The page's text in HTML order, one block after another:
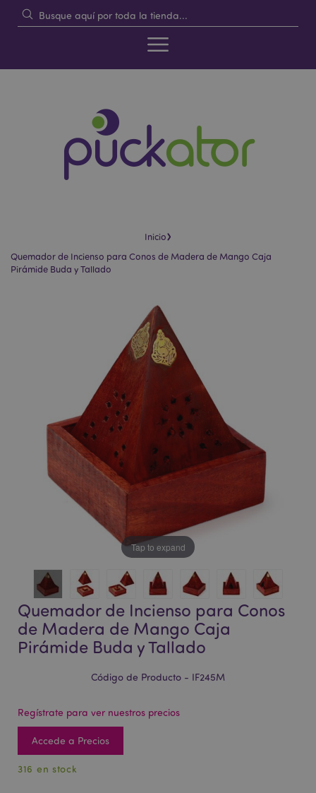
Inicio›
Quemador de Incienso para Conos de Madera de Mango Caja
Pirámide Buda y Tallado
Tap to expand
Quemador de Incienso para Conos
de Madera de Mango Caja
Pirámide Buda y Tallado
Código de Producto - IF245M
Regístrate para ver nuestros precios
Accede a Precios
316 en stock